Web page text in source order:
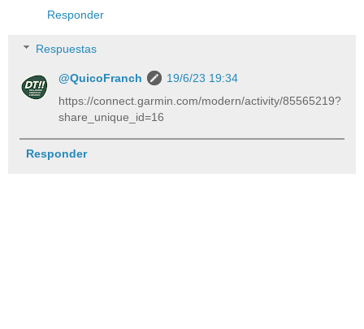
Responder
Respuestas
@QuicoFranch
19/6/23 19:34
https://connect.garmin.com/modern/activity/85565219?
share_unique_id=16
Responder